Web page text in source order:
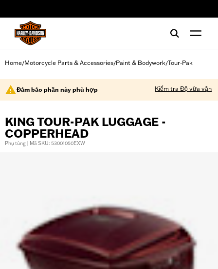
Home/Motorcycle Parts & Accessories/Paint & Bodywork/Tour-Pak
Đảm bảo phần này phù hợp Kiểm tra Độ vừa vặn
KING TOUR-PAK LUGGAGE -
COPPERHEAD
Phụ tùng | Mã SKU: 53001050EXW